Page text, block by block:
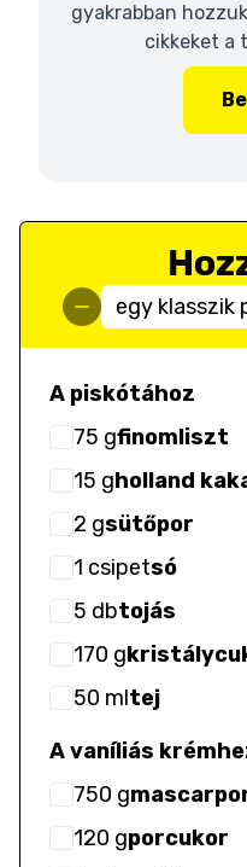
gyakrabban
cikkeket a
egy klasszik
A piskótához
75 gfinomliszt
15 gholland
2 gsütőpor
1 csipetsó
5 dbtojás
170 g
50 mltej
A vaníliás
750 g
120 gporcukor